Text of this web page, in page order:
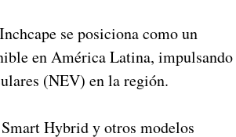
se posiciona como un
en América Latina, impulsando
(NEV) en la región.
Hybrid y otros modelos